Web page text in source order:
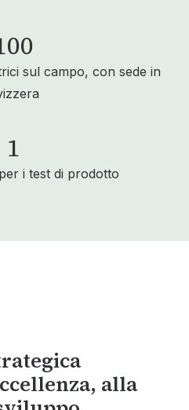
sul campo, con sede in
1
i test di prodotto
alla